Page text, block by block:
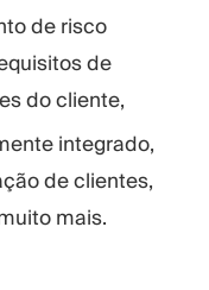
de risco
de
do cliente,
integrado,
de clientes,
mais.